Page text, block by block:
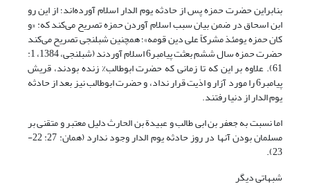
بنابراین حضرت حمزه پس از حادثه یوم الدار اسلام آورده‌اند؛ از این رو
ابن اسحاق در ضمن بیان سبب اسلام آوردن حمزه تصریح می‌کند که: «و
کان حمزه یومئذ مشرکاً علی دین قومه»؛ همچنین شبلنجی تصریح می‌کند
حضرت حمزه سال ششم بعثت پیامبر6 اسلام آوردند (شبلنجی، 1384، 1:
61). علاوه بر این که تا زمانی که حضرت ابوطالب% زنده بودند، قریش
پیامبر6 را مورد آزار و اذیت قرار نداد، و حضرت ابوطالب نیز بعد از حادثه
یوم الدار از دنیا رفتند.
اما نسبت به جعفر بن ابی طالب و عبیدة بن الحارث دلیل معتبر و متقنی بر
مسلمان بودن آنها در روز حادثه یوم الدار وجود ندارد (همان: 27: 22-
23).
شبهاتی دیگر